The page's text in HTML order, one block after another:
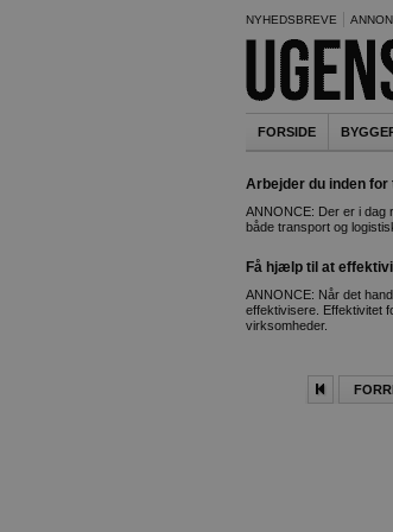
NYHEDSBREVE
FORSIDE
Arbejder du inden
ANNONCE: Der er i dag
både transport og
Få hjælp til at
ANNONCE: Når det
effektivisere. Effektivitet
virksomheder.